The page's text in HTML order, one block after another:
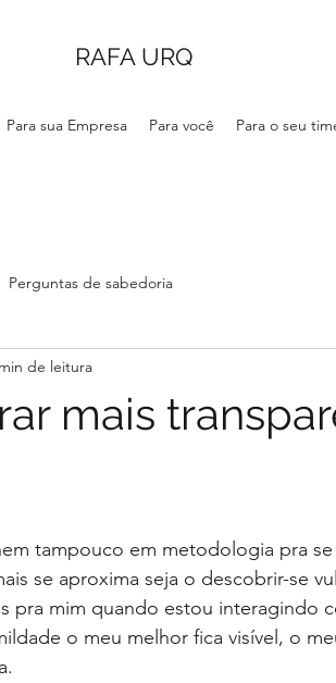
RAFA URQ
Para sua Empresa Para você Para o seu
Perguntas de sabedoria
mais
de leitura
tampouco em metodologia pra
se aproxima seja o descobrir-se
pra mim quando estou interagindo
o meu melhor fica visível, o